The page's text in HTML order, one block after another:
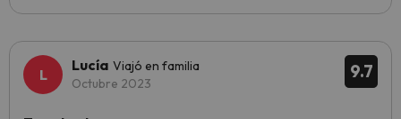
9.7
Lucía Viajó en familia
Octubre 2023